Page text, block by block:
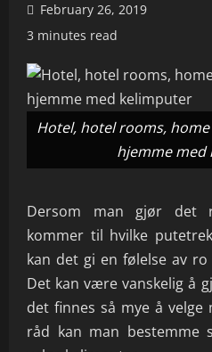
February 26, 2019
3 minutes read
Hotel, hotel rooms,
hjemme med
Dersom man gjør det
kommer til hvilke
kan det gi en følelse av
Det kan være vanskelig å
det finnes så mye å velge
råd kan man bestemme